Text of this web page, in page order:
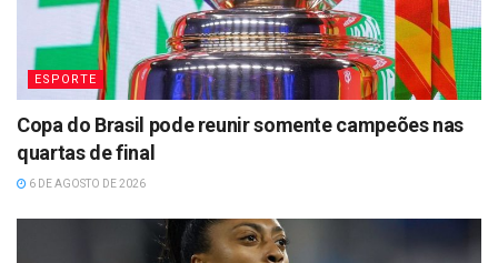
ESPORTE
Copa do Brasil pode reunir somente campeões nas
quartas de final
6 DE AGOSTO DE 2026